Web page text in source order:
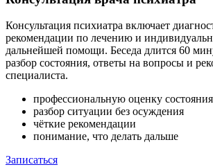
Консультация психиатра включает
рекомендации по лечению и
дальнейшей помощи. Беседа длится 60
разбор состояния, ответы на вопросы и
специалиста.
профессиональную оценку состояния
разбор ситуации без осуждения
чёткие рекомендации
понимание, что делать дальше
Записаться